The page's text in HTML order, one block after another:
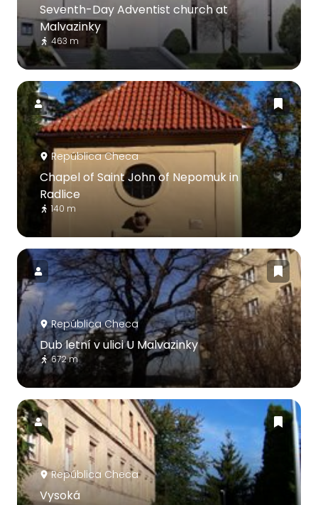
Seventh-Day Adventist church at
Malvazinky
463 m
República Checa
Chapel of Saint John of Nepomuk in
Radlice
140 m
República Checa
Dub letní v ulici U Malvazinky
672 m
República Checa
Vysoká